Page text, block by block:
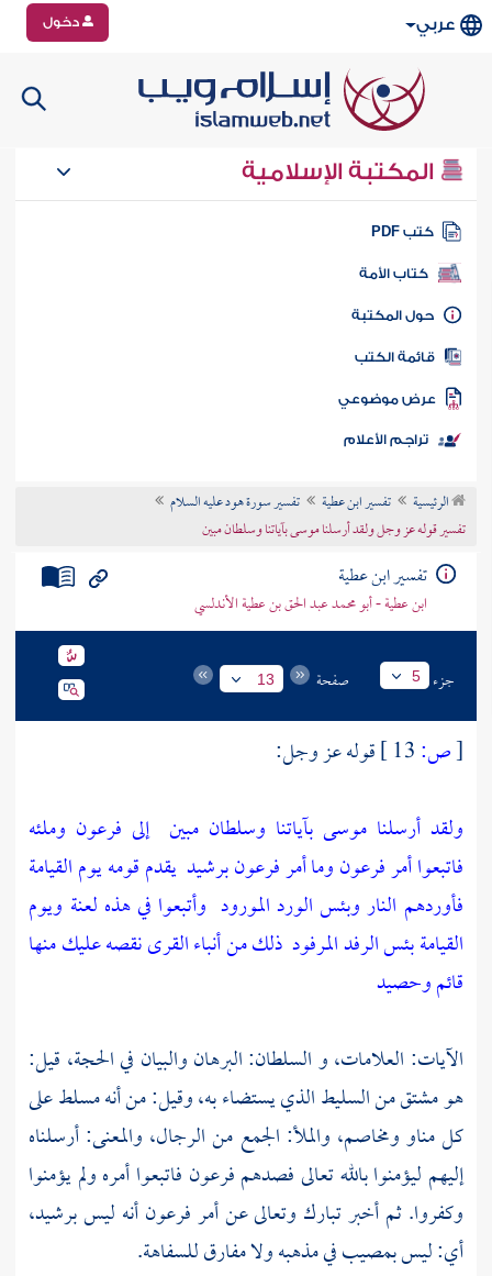
عربي دخول
المكتبة الإسلامية
كتب PDF
كتاب الأمة
المكتبة
الكتب
موضوعي
تراجم الأعلام
الرئيسية تفسير ابن عطية
تفسير سورة هود عليه السلام
تفسير قوله عز وجل ولقد أرسلنا موسى بآياتنا وسلطان مبين
تفسير ابن عطية
ابن عطية - أبو محمد عبد الحق بن عطية الأندلسي
جزء 5 صفحة 13
[ص:
قوله عز وجل:
ولقد أرسلنا موسى بآياتنا وسلطان مبين إلى فرعون وملئه
فاتبعوا أمر فرعون وما أمر فرعون برشيد يقدم قومه يوم القيامة
فأوردهم النار وبئس الورد المورود وأتبعوا في هذه لعنة ويوم
القيامة بئس الرفد المرفود ذلك من أنباء القرى نقصه عليك منها
قائم وحصيد
الآيات: العلامات، و السلطان: البرهان والبيان في الحجة، قيل:
هو مشتق من السليط الذي يستضاء به، وقيل: من أنه مسلط على
كل مناو ومخاصم، والملأ: الجمع من الرجال، والمعنى: أرسلناه
إليهم ليؤمنوا بالله تعالى فصدهمفرعون فاتبعوا أمره ولم يؤمنوا
وكفروا. ثم أخبر تبارك وتعالى عن أمر فرعون أنه ليس برشيد،
أي: ليس بمصيب في مذهبه ولا مفارق للسفاهة.